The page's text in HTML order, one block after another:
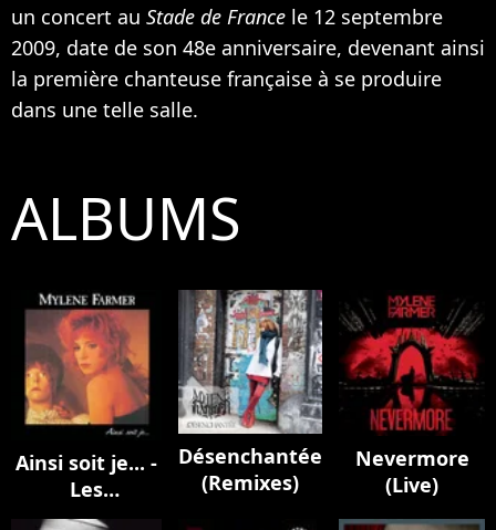
un concert au Stade de France le 12 septembre
2009, date de son 48e anniversaire, devenant ainsi
la première chanteuse française à se produire
dans une telle salle.
ALBUMS
Ainsi soit je... -
Les
instrumentaux
Désenchantée
(Remixes)
Nevermore
(Live)